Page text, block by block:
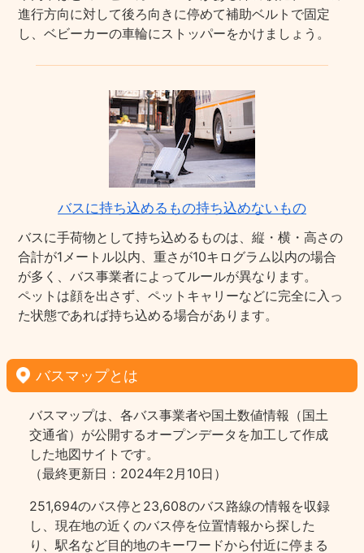
進行方向に対して後ろ向きに停めて補助ベルトで固定
し、ベビーカーの車輪にストッパーをかけましょう。
バスに持ち込めるもの持ち込めないもの
バスに手荷物として持ち込めるものは、縦・横・高さの
合計が1メートル以内、重さが10キログラム以内の場合
が多く、バス事業者によってルールが異なります。
ペットは顔を出さず、ペットキャリーなどに完全に入っ
た状態であれば持ち込める場合があります。
バスマップとは
バスマップは、各バス事業者や国土数値情報（国土
交通省）が公開するオープンデータを加工して作成
した地図サイトです。
（最終更新日：2024年2月10日）
251,694のバス停と23,608のバス路線の情報を収録
し、現在地の近くのバス停を位置情報から探した
り、駅名など目的地のキーワードから付近に停まる